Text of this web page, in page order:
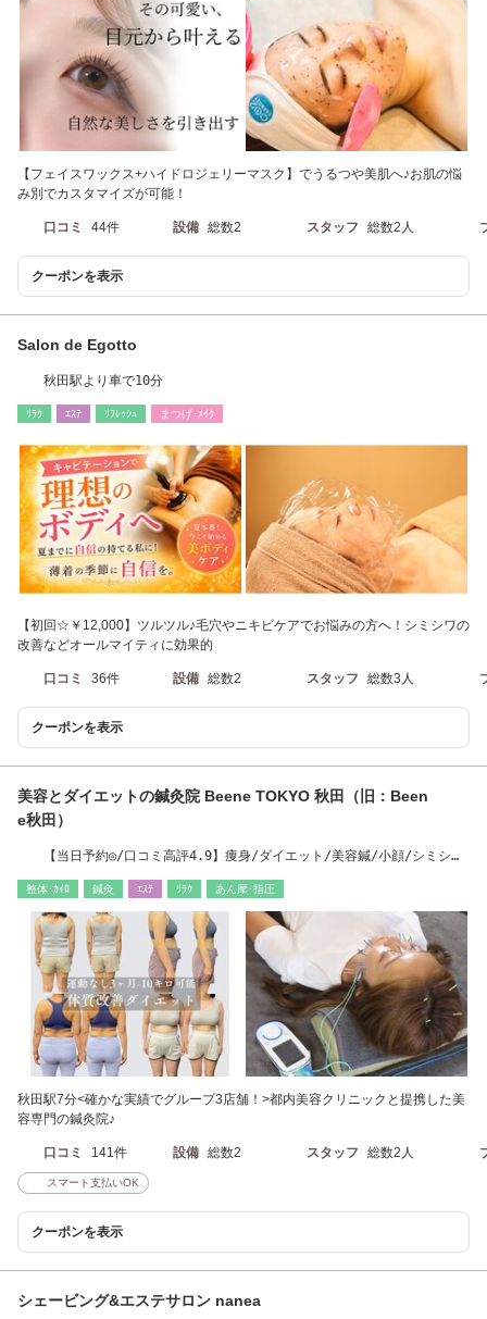
【フェイスワックス+ハイドロジェリーマスク】でうるつや美肌へ♪お肌の悩
み別でカスタマイズが可能！
口コミ 44件 設備 総数2 スタッフ 総数2人
クーポンを表示
Salon de Egotto
秋田駅より車で10分
ﾘﾗｸ ｴｽﾃ ﾘﾌﾚｯｼｭ まつげ･ﾒｲｸ
【初回☆￥12,000】ツルツル♪毛穴やニキビケアでお悩みの方へ！シミシワの
改善などオールマイティに効果的
口コミ 36件 設備 総数2 スタッフ 総数3人
クーポンを表示
美容とダイエットの鍼灸院 Beene TOKYO 秋田（旧：Been
e秋田）
【当日予約◎/口コミ高評4.9】痩身/ダイエット/美容鍼/小顔/シミシワ
整体･ｶｲﾛ 鍼灸 ｴｽﾃ ﾘﾗｸ あん摩･指圧
秋田駅7分<確かな実績でグループ3店舗！>都内美容クリニックと提携した美
容専門の鍼灸院♪
口コミ 141件 設備 総数2 スタッフ 総数2人
スマート支払いOK
クーポンを表示
シェービング&エステサロン nanea